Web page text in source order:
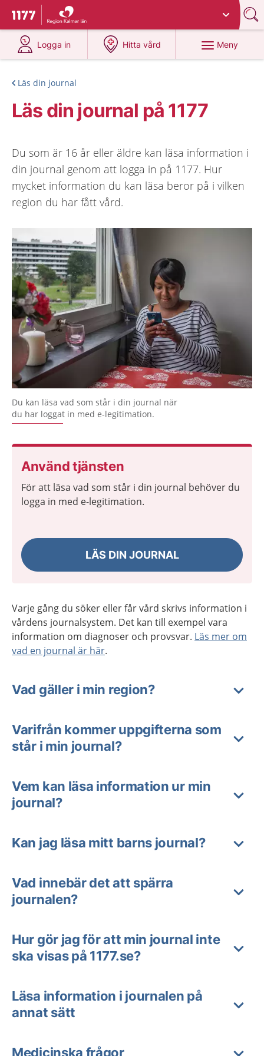
Till startsidan för 1177
Du har valt region
Logga in
på 1177.se
Hitta vård
på 1177.se
Meny
Läs din journal
Läs din journal på 1177
Du som är 16 år eller äldre kan läsa information i
din journal genom att logga in på 1177. Hur
mycket information du kan läsa beror på i vilken
region du har fått vård.
Du kan läsa vad som står i din journal när
du har loggat in med e-legitimation.
Använd tjänsten
För att läsa vad som står i din journal behöver du
logga in med e-legitimation.
LÄS DIN JOURNAL
Varje gång du söker eller får vård skrivs information i
vårdens journalsystem. Det kan till exempel vara
information om diagnoser och provsvar. Läs mer om
vad en journal är här.
Vad gäller i min region?
Varifrån kommer uppgifterna som
står i min journal?
Vem kan läsa information ur min
journal?
Kan jag läsa mitt barns journal?
Vad innebär det att spärra
journalen?
Hur gör jag för att min journal inte
ska visas på 1177.se?
Läsa information i journalen på
annat sätt
Medicinska frågor